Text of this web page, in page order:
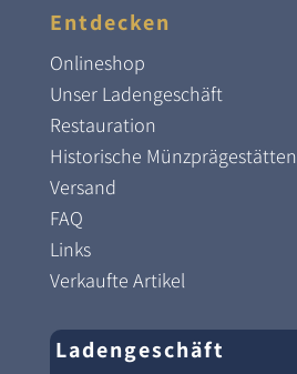
Entdecken
Onlineshop
Unser Ladengeschäft
Restauration
Historische Münzprägestätten
Versand
FAQ
Links
Verkaufte Artikel
Ladengeschäft